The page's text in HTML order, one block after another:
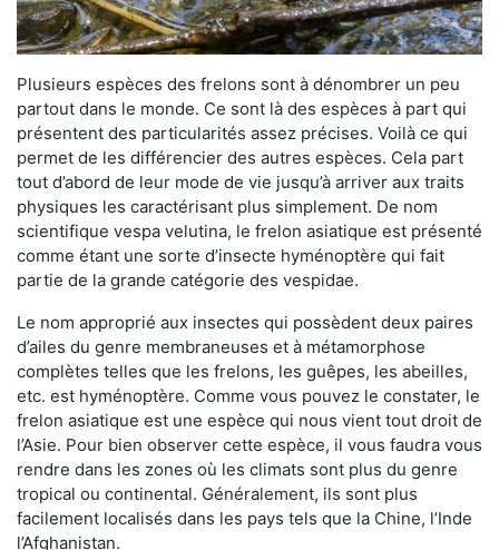
Plusieurs espèces des frelons sont à dénombrer un peu
partout dans le monde. Ce sont là des espèces à part qui
présentent des particularités assez précises. Voilà ce qui
permet de les différencier des autres espèces. Cela part
tout d’abord de leur mode de vie jusqu’à arriver aux traits
physiques les caractérisant plus simplement. De nom
scientifique vespa velutina, le frelon asiatique est présenté
comme étant une sorte d’insecte hyménoptère qui fait
partie de la grande catégorie des vespidae.
Le nom approprié aux insectes qui possèdent deux paires
d’ailes du genre membraneuses et à métamorphose
complètes telles que les frelons, les guêpes, les abeilles,
etc. est hyménoptère. Comme vous pouvez le constater, le
frelon asiatique est une espèce qui nous vient tout droit de
l’Asie. Pour bien observer cette espèce, il vous faudra vous
rendre dans les zones où les climats sont plus du genre
tropical ou continental. Généralement, ils sont plus
facilement localisés dans les pays tels que la Chine, l’Inde
l’Afghanistan.